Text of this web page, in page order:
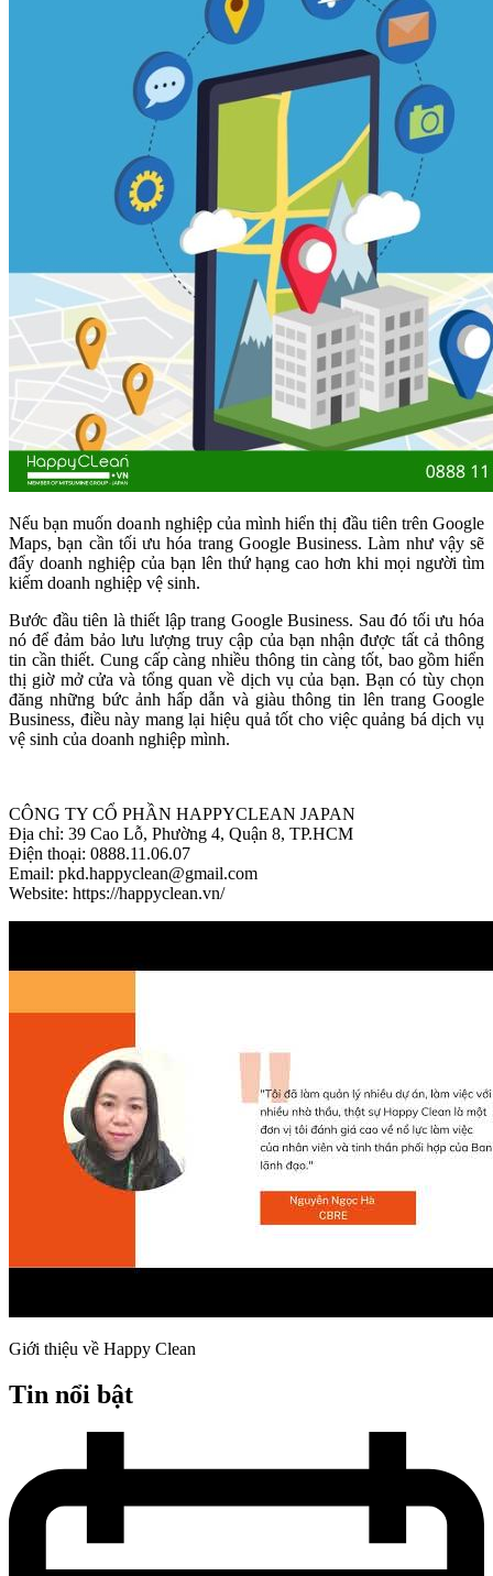
Nếu bạn muốn doanh nghiệp của mình hiển thị đầu tiên trên Google
Maps, bạn cần tối ưu hóa trang Google Business. Làm như vậy sẽ
đẩy doanh nghiệp của bạn lên thứ hạng cao hơn khi mọi người tìm
kiếm doanh nghiệp vệ sinh.
Bước đầu tiên là thiết lập trang Google Business. Sau đó tối ưu hóa
nó để đảm bảo lưu lượng truy cập của bạn nhận được tất cả thông
tin cần thiết.Cung cấp càng nhiều thông tin càng tốt, bao gồm hiển
thị giờ mở cửa và tổng quan về dịch vụ của bạn. Bạn có tùy chọn
đăng những bức ảnh hấp dẫn và giàu thông tin lên trang Google
Business, điều này mang lại hiệu quả tốt cho việc quảng bá dịch vụ
vệ sinh của doanh nghiệp mình.
CÔNG TY CỔ PHẦN HAPPYCLEAN JAPAN
Địa chỉ: 39 Cao Lỗ, Phường 4, Quận 8, TP.HCM
Điện thoại: 0888.11.06.07
Email: pkd.happyclean@gmail.com
Website: https://happyclean.vn/
Giới thiệu về Happy Clean
Tin nổi bật